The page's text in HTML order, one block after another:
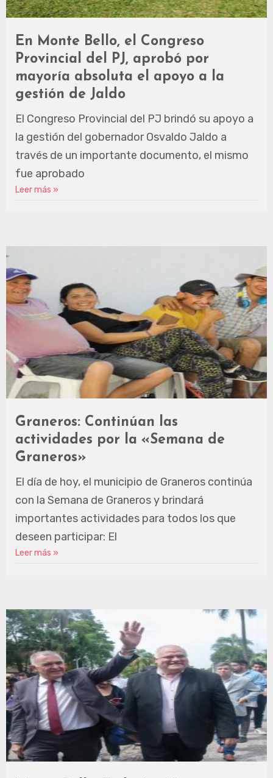
En Monte Bello, el Congreso
Provincial del PJ, aprobó por
mayoría absoluta el apoyo a la
gestión de Jaldo
El Congreso Provincial del PJ brindó su apoyo a
la gestión del gobernador Osvaldo Jaldo a
través de un importante documento, el mismo
fue aprobado
Leer más »
Graneros: Continúan las
actividades por la «Semana de
Graneros»
El día de hoy, el municipio de Graneros continúa
con la Semana de Graneros y brindará
importantes actividades para todos los que
deseen participar: El
Leer más »